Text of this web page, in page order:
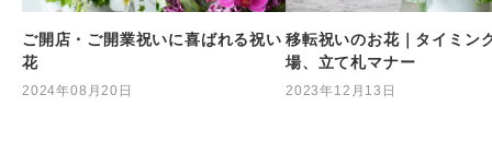
ご開店・ご開業祝いに喜ばれる祝い
花
2024年08月20日
移転祝いのお花｜タイミン
場、立て札マナー
2023年12月13日